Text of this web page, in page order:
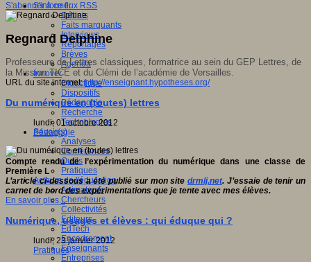
S'informer
Débats
Faits marquants
Interviews
Reportages
Brèves
Agenda
Innover
Didactique
Dispositifs
Pédagogie
Recherche
Technologies
Savoir(s)
Analyses
Conférences
Outils
Pratiques
Acteurs de l'éducation
Animateurs
Chercheurs
Collectivités
Editeurs
EdTech
Encadrement
Enseignants
Entreprises
S'abonner à ce flux RSS
Regnard Delphine
Professeure de Lettres classiques, formatrice au sein du GEP Lettres, de
la Mission TICE et du Clémi de l’académie de Versailles.
URL du site internet:http://enseignant.hypotheses.org/
Du numérique en (toutes) lettres
lundi, 01 octobre 2012
Pédagogie
Compte rendu de l’expérimentation du numérique dans une classe de
Première L
L’article ci-dessous a été publié sur mon site drmlj.net. J’essaie de tenir un
carnet de bord des expérimentations que je tente avec mes élèves.
En savoir plus...
Numérique, usages et élèves : qui éduque qui ?
lundi, 23 janvier 2012
Pratiques